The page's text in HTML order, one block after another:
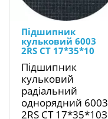
Підшипник
кульковий 6003
2RS CT 17*35*10
Підшипник
кульковий
радіальний
однорядний 6003
2RS CT 17*35*10З